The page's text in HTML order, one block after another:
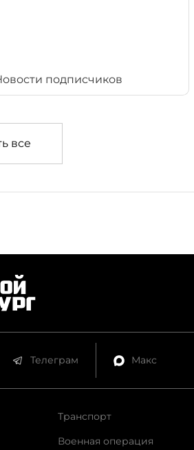
подписчиков
все
Телеграм Макс
Транспорт
Военная операция